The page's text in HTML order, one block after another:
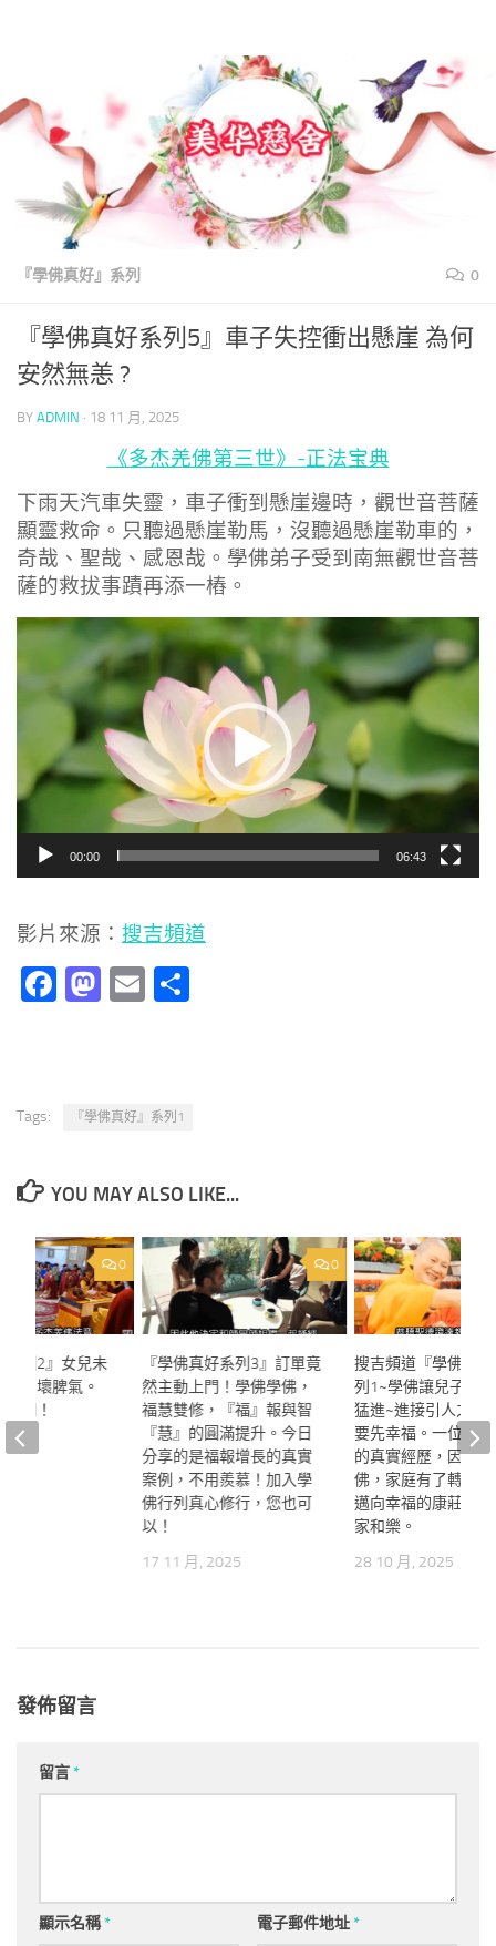
『學佛真好』系列 0
『學佛真好系列5』車子失控衝出懸崖 為何
安然無恙 ?
BY ADMIN · 18 11 月, 2025
《多杰羌佛第三世》-正法宝典
下雨天汽車失靈，車子衝到懸崖邊時，觀世音菩薩
顯靈救命。只聽過懸崖勒馬，沒聽過懸崖勒車的，
奇哉、聖哉、感恩哉。學佛弟子受到南無觀世音菩
薩的救拔事蹟再添一樁。
視
播
放
00:00 06:43
影片來源： 搜吉頻道
Facebook
Mastodon
Email
Tags: 『學佛真好』系列1
YOU MAY ALSO LIKE...
0
『學佛真好系列3』訂單竟
然主動上門！學佛學佛，
福慧雙修，『福』報與智
『慧』的圓滿提升。今日
分享的是福報增長的真實
案例，不用羨慕！加入學
佛行列真心修行，您也可
以！
17 11 月, 2025
搜吉頻道『學佛真
列1~學佛讓兒子學
猛進~進接引人之前
要先幸福。一位小
的真實經歷，因為
佛，家庭有了轉變
邁向幸福的康莊大
家和樂。
28 10 月, 2025
0
系列2』女兒未
了壞脾氣。
因！
發佈留言
留言*
顯示名稱* 電子郵件地址*